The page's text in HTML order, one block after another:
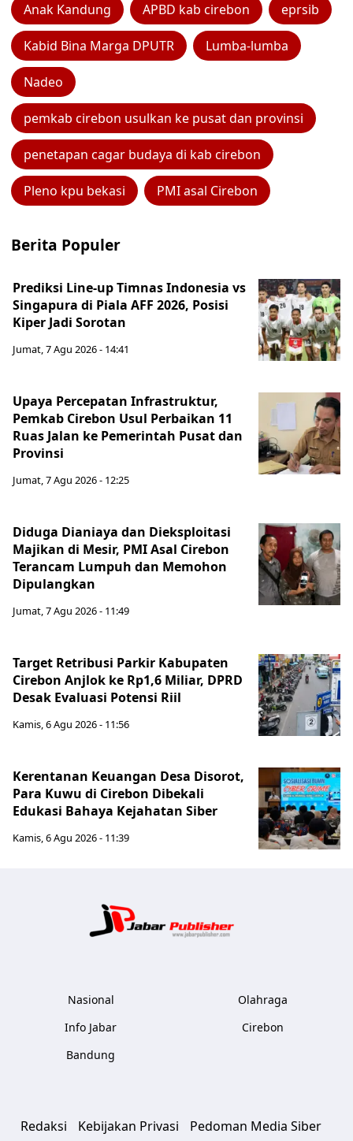
Anak Kandung APBD kab cirebon eprsib
Kabid Bina Marga DPUTR Lumba-lumba
Nadeo
pemkab cirebon usulkan ke pusat dan provinsi
penetapan cagar budaya di kab cirebon
Pleno kpu bekasi PMI asal Cirebon
Berita Populer
Prediksi Line-up Timnas Indonesia vs
Singapura di Piala AFF 2026, Posisi
Kiper Jadi Sorotan
Jumat, 7 Agu 2026 - 14:41
Upaya Percepatan Infrastruktur,
Pemkab Cirebon Usul Perbaikan 11
Ruas Jalan ke Pemerintah Pusat dan
Provinsi
Jumat, 7 Agu 2026 - 12:25
Diduga Dianiaya dan Dieksploitasi
Majikan di Mesir, PMI Asal Cirebon
Terancam Lumpuh dan Memohon
Dipulangkan
Jumat, 7 Agu 2026 - 11:49
Target Retribusi Parkir Kabupaten
Cirebon Anjlok ke Rp1,6 Miliar, DPRD
Desak Evaluasi Potensi Riil
Kamis, 6 Agu 2026 - 11:56
Kerentanan Keuangan Desa Disorot,
Para Kuwu di Cirebon Dibekali
Edukasi Bahaya Kejahatan Siber
Kamis, 6 Agu 2026 - 11:39
Nasional
Info Jabar
Bandung
Olahraga
Cirebon
Redaksi Kebijakan Privasi Pedoman Media Siber